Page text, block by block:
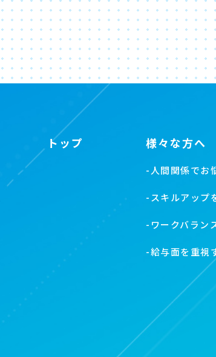
トップ 様々な方へ
- 人間関係でお
- スキルアップ
- ワークバラン
-給与面を重視